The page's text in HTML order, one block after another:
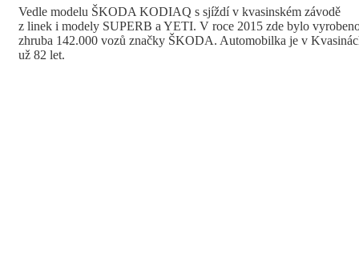
Vedle modelu ŠKODA KODIAQ s sjíždí v kvasinském závodě
z linek i modely SUPERB a YETI. V roce 2015 zde bylo
zhruba 142.000 vozů značky ŠKODA. Automobilka je v
už 82 let.